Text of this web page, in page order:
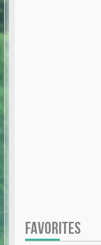
FAVORITES